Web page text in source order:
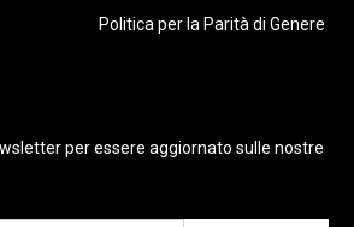
Politica per la Parità di Genere
per essere aggiornato sulle nostre